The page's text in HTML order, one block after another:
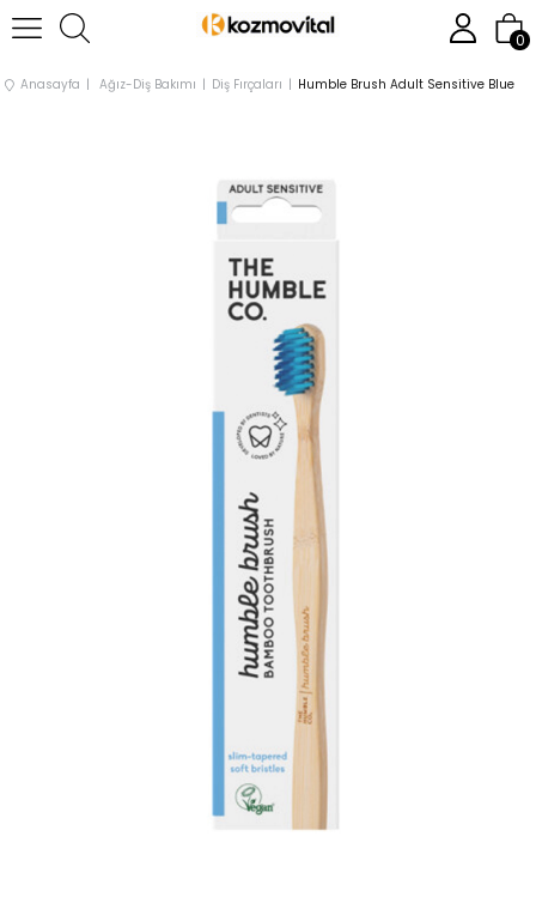
0
Anasayfa Ağız-Diş Bakımı Diş Fırçaları Humble Brush Adult Sensitive Blue